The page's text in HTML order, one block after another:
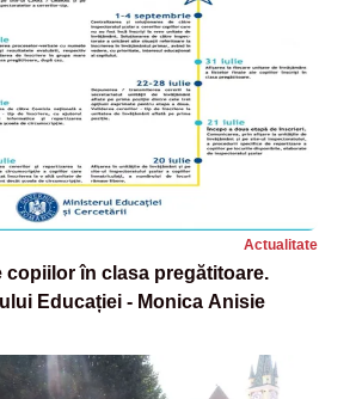
Actualitate
copiilor în clasa pregătitoare.
Educației - Monica Anisie